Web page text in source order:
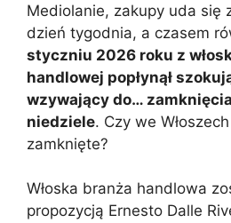
Mediolanie, zakupy uda się
dzień tygodnia, a czasem
styczniu 2026 roku z
handlowej popłynął
wzywający do…
niedziele. Czy we
zamknięte?
Włoska branża handlowa
propozycją Ernesto Dalle